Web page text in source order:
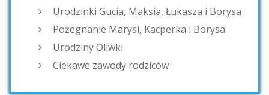
Urodzinki Gucia, Maksia, Łukasza i Borysa
Pożegnanie Marysi, Kacperka i Borysa
Urodziny Oliwki
Ciekawe zawody rodziców